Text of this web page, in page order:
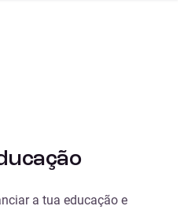
a tua educação e